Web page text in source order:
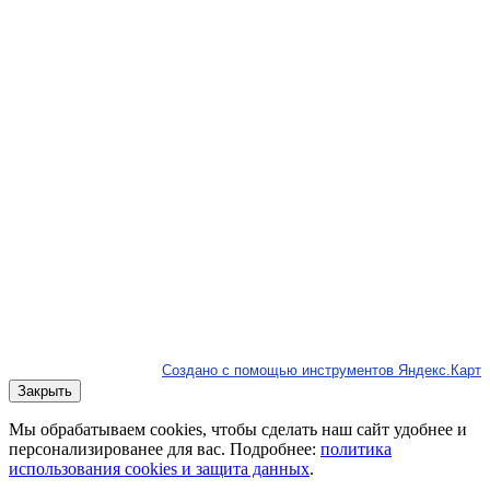
Создано с помощью инструментов Яндекс.Карт
Закрыть
Мы обрабатываем cookies, чтобы сделать наш сайт удобнее и
персонализированее для вас. Подробнее: политика
использования cookies и защита данных.